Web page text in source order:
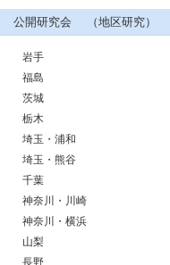
公開研究会 （地区研究）
岩手
福島
茨城
栃木
埼玉・浦和
埼玉・熊谷
千葉
神奈川・川崎
神奈川・横浜
山梨